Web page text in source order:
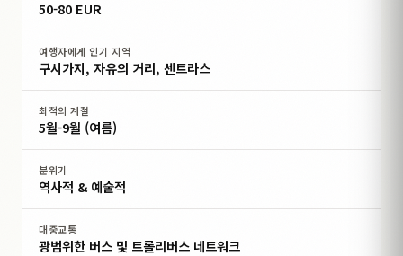
50-80 EUR
여행자에게 인기 지역
구시가지, 자유의 거리, 센트라스
최적의 계절
5월-9월 (여름)
분위기
역사적 & 예술적
대중교통
광범위한 버스 및 트롤리버스 네트워크